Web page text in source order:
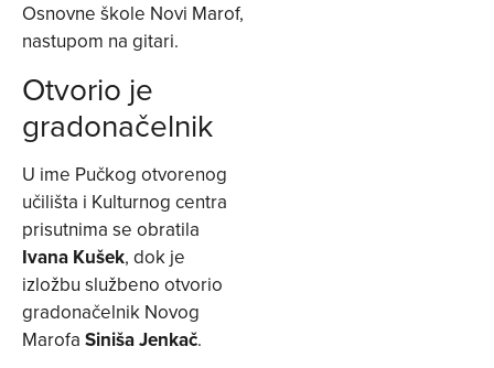
Osnovne škole Novi Marof,
nastupom na gitari.
Otvorio je
gradonačelnik
U ime Pučkog otvorenog
učilišta i Kulturnog centra
prisutnima se obratila
Ivana Kušek, dok je
izložbu službeno otvorio
gradonačelnik Novog
Marofa Siniša Jenkač.